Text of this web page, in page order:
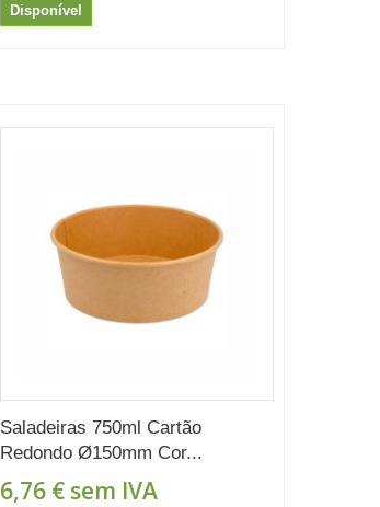
Disponível
Saladeiras 750ml Cartão
Redondo Ø150mm Cor...
6,76 €sem IVA